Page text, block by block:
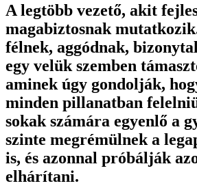
A legtöbb vezető, akit
magabiztosnak
félnek, aggódnak,
egy velük szemben
aminek úgy gondolják,
minden pillanatban
sokak számára egyenlő a
szinte megrémülnek a
is, és azonnal próbálják
elhárítani.